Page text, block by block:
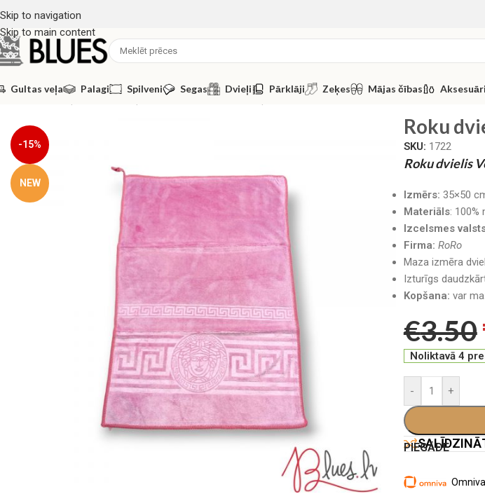
Skip to navigation
Skip to main content
Gultas veļa Palagi Spilveni Segas Dvieļi Pārklāji Zeķes Mājas čības Aksesuāri
Dvieļi Maza izmēra vannas dvieļi Roku dvielis Versace 35×50 cm Rose
-15%
NEW
Roku
SKU: 1722
Roku dvielis
Izmērs: 35×50
Materiāls: 100%
Izcelsmes
Firma: RoRo
Maza izmēra
Izturīgs
Kopšana: var
€3.50
Noliktavā 4
- +
PIEGĀDE